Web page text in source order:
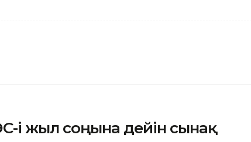
і жыл соңына дейін сынақ